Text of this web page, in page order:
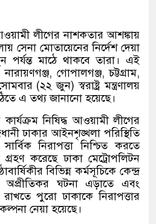
লীগের নাশকতার আশঙ্কায়
সেনা মোতায়েনের নির্দেশ দেয়া
মাঠে থাকবে তারা। এই
নারায়ণগঞ্জ, গোপালগঞ্জ,চট্টগ্রাম,
(২২ জুন)স্বরাষ্ট্র মন্ত্রণালয়
এ তথ্য জানানো হয়েছে।
নিষিদ্ধ আওয়ামী লীগের
ঢাকার আইনশৃঙ্খলা পরিস্থিতি
নিরাপত্তা নিশ্চিত করতে
গ্রহণ করেছে ঢাকা মেট্রোপলিটন
বিভিন্ন কর্মসূচিকে কেন্দ্র
ঘটনা এড়াতে এবং
পুরো ঢাকাকে নিরাপত্তার
নেয়া হয়েছে।